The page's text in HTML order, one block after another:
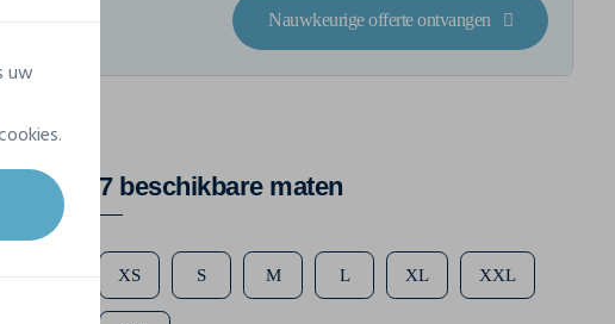
Nauwkeurige offerte ontvangen
7 beschikbare maten
XS S M L XL XXL
uw